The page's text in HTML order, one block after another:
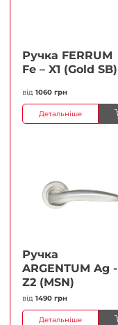
Ручка FERRUМ
Fe – X1 (Gold SB)
від 1060 грн
Детальніше
Ручка
ARGENTUM Ag -
Z2 (MSN)
від 1490 грн
Детальніше